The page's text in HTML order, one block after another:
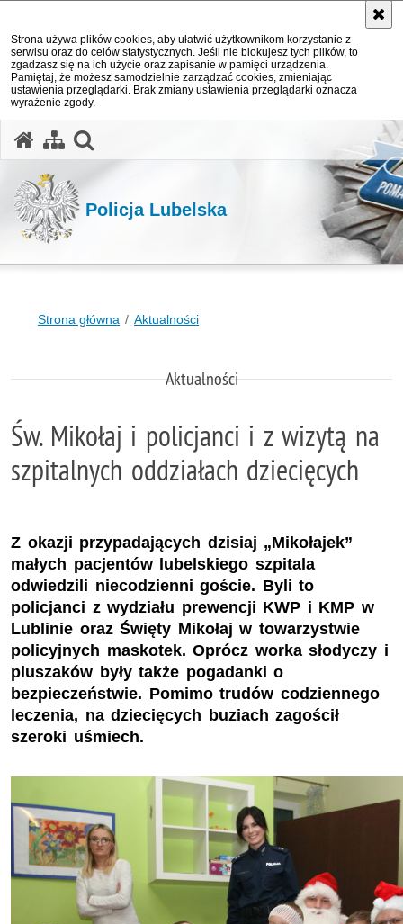
Strona używa plików cookies, aby ułatwić użytkownikom korzystanie z
serwisu oraz do celów statystycznych. Jeśli nie blokujesz tych plików, to
zgadzasz się na ich użycie oraz zapisanie w pamięci urządzenia.
Pamiętaj, że możesz samodzielnie zarządzać cookies, zmieniając
ustawienia przeglądarki. Brak zmiany ustawienia przeglądarki oznacza
wyrażenie zgody.
Policja Lubelska
Strona główna Aktualności
Aktualności
Św. Mikołaj i policjanci i z wizytą na
szpitalnych oddziałach dziecięcych
Z okazji przypadających dzisiaj „Mikołajek”
małych pacjentów lubelskiego szpitala
odwiedzili niecodzienni goście. Byli to
policjanci z wydziału prewencji KWP i KMP w
Lublinie oraz Święty Mikołaj w towarzystwie
policyjnych maskotek. Oprócz worka słodyczy i
pluszaków były także pogadanki o
bezpieczeństwie. Pomimo trudów codziennego
leczenia, na dziecięcych buziach zagościł
szeroki uśmiech.